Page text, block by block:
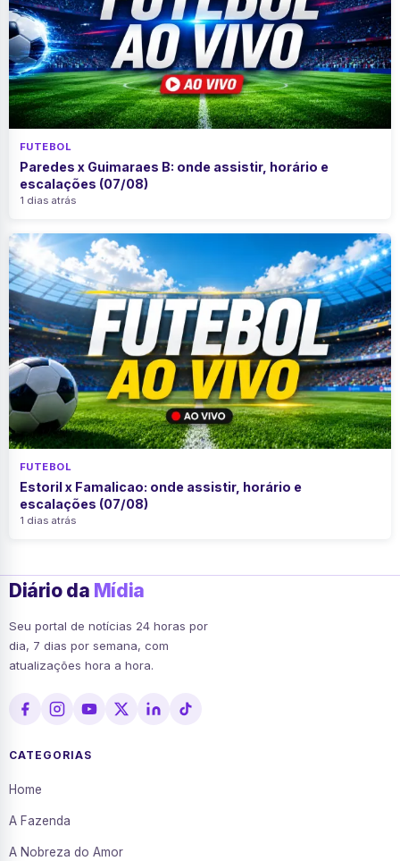
FUTEBOL
Paredes x Guimaraes B: onde assistir, horário e
escalações (07/08)
1 dias atrás
FUTEBOL
Estoril x Famalicao: onde assistir, horário e
escalações (07/08)
1 dias atrás
Diário da Mídia
Seu portal de notícias 24 horas por
dia, 7 dias por semana, com
atualizações hora a hora.
CATEGORIAS
Home
A Fazenda
A Nobreza do Amor